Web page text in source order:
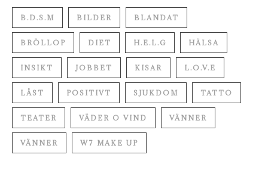
B.D.S.M BILDER BLANDAT
BRÖLLOP DIET H.E.L.G HÄLSA
INSIKT JOBBET KISAR L.O.V.E
LÅST POSITIVT SJUKDOM TATTO
TEATER VÄDER O VIND VÄNNER
VÄNNER W7 MAKE UP